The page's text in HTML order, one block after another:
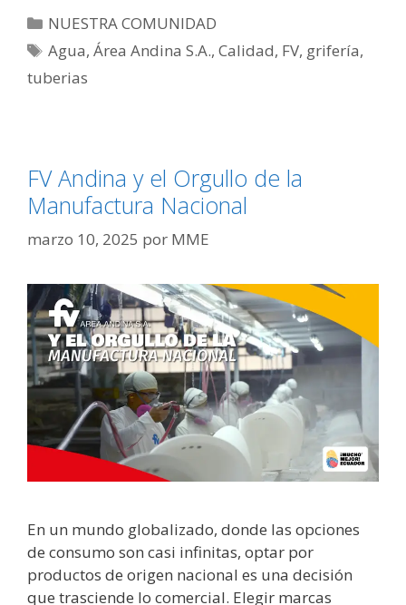
NUESTRA COMUNIDAD
Agua,Área Andina S.A.,Calidad, FV, grifería,
tuberias
FV Andina y el Orgullo de la
Manufactura Nacional
marzo 10, 2025 por MME
En un mundo globalizado, donde las opciones
de consumo son casi infinitas, optar por
productos de origen nacional es una decisión
que trasciende lo comercial. Elegir marcas